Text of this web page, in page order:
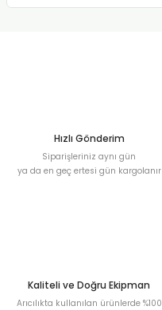
Hızlı Gönderim
Siparişleriniz aynı gün
ya da en geç ertesi gün kargolanır
Kaliteli ve Doğru Ekipman
Arıcılıkta kullanılan ürünlerde %100